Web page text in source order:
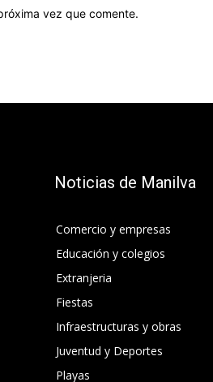
vez que comente.
Noticias de Manilva
Comercio y empresas
Educación y colegios
Extranjeria
Fiestas
Infraestructuras y obras
Juventud y Deportes
Playas